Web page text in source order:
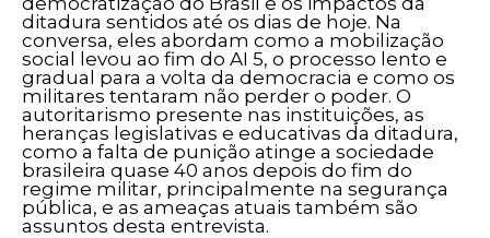
ditadura sentidos até os dias de hoje. Na
conversa, eles abordam como a mobilização
social levou ao fim do AI 5, o processo lento e
gradual para a volta da democracia e como os
militares tentaram não perder o poder. O
autoritarismo presente nas instituições, as
heranças legislativas e educativas da ditadura,
como a falta de punição atinge a sociedade
brasileira quase 40 anos depois do fim do
regime militar, principalmente na segurança
pública, e as ameaças atuais também são
assuntos desta entrevista.